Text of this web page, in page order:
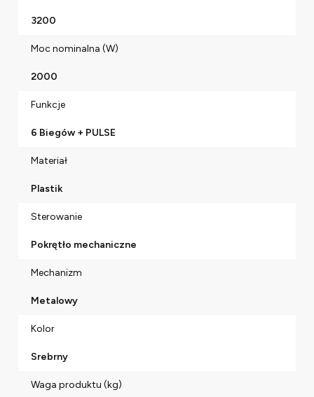
3200
Moc nominalna (W)
2000
Funkcje
6 Biegów + PULSE
Materiał
Plastik
Sterowanie
Pokrętło mechaniczne
Mechanizm
Metalowy
Kolor
Srebrny
Waga produktu (kg)